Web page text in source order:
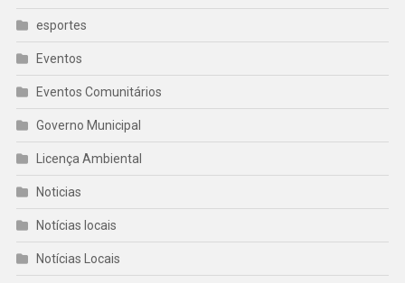
esportes
Eventos
Eventos Comunitários
Governo Municipal
Licença Ambiental
Noticias
Notícias locais
Notícias Locais